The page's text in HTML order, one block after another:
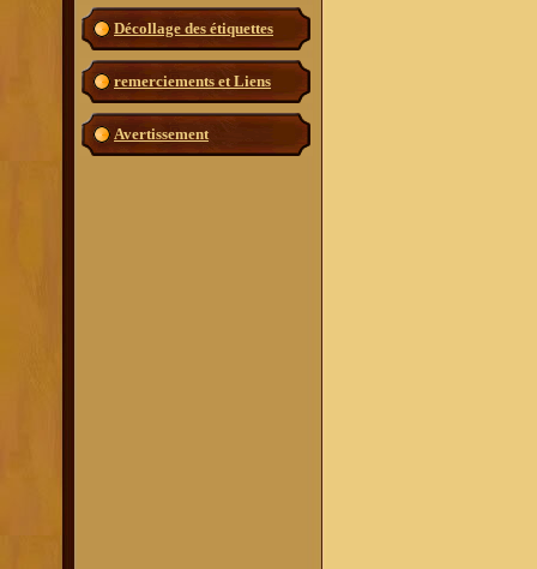
Décollage des étiquettes
remerciements et Liens
Avertissement